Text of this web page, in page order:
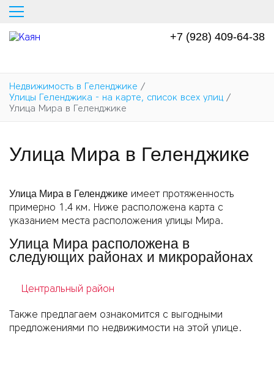
Перейти
основному
содержанию
+7 (928) 409-64-38
Недвижимость в Геленджике /
Улицы Геленджика - на карте, список всех улиц /
Улица Мира в Геленджике
Улица Мира в Геленджике
Улица Мира в Геленджике имеет протяженность
примерно 1.4 км. Ниже расположена карта с
указанием места расположения улицы Мира.
Улица Мира расположена в
следующих районах и микрорайонах
Центральный район
Также предлагаем ознакомится с выгодными
предложениями по недвижимости на этой улице.